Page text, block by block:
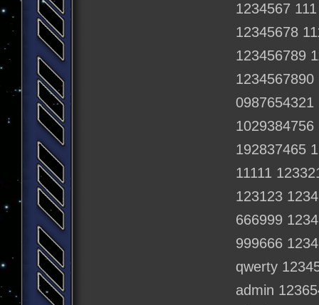
1234567 111
12345678
123456789
1234567890
0987654321
1029384756
192837465
11111
123123 1234
666999
999666
qwerty
admin